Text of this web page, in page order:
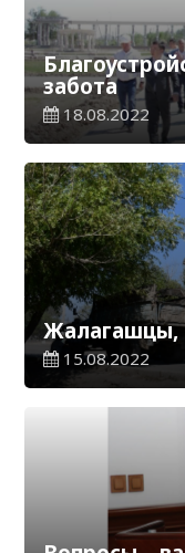
забота
18.08.2022
Жалагашцы,
15.08.2022